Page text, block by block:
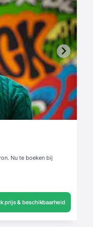
Nu te boeken bij
prijs & beschikbaarheid